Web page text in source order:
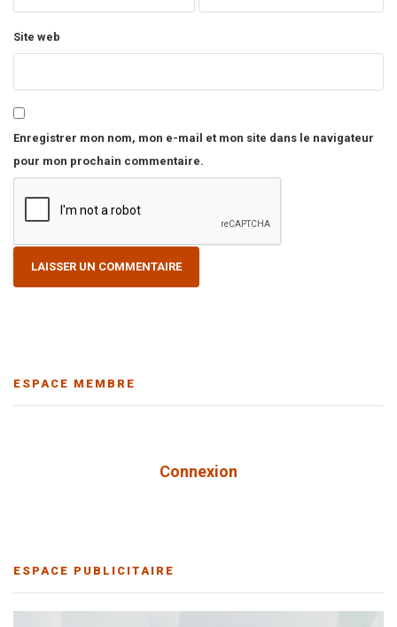
Site web
Enregistrer mon nom, mon e-mail et mon site dans le navigateur
pour mon prochain commentaire.
ESPACE MEMBRE
Connexion
ESPACE PUBLICITAIRE